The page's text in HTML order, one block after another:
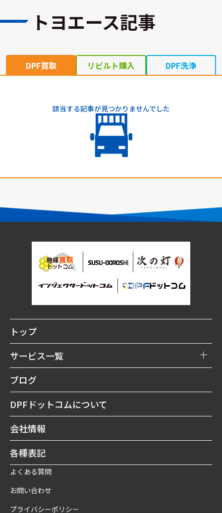
トヨエース記事
DPF買取 リビルト購入 DPF洗浄
該当する記事が見つかりませんでした
トップ
サービス一覧
DPFリビルト購入
DPF洗浄修理
DPF予防
ブログ
DPFドットコムについて
会社情報
各種表記
よくある質問
お問い合わせ
プライバシーポリシー